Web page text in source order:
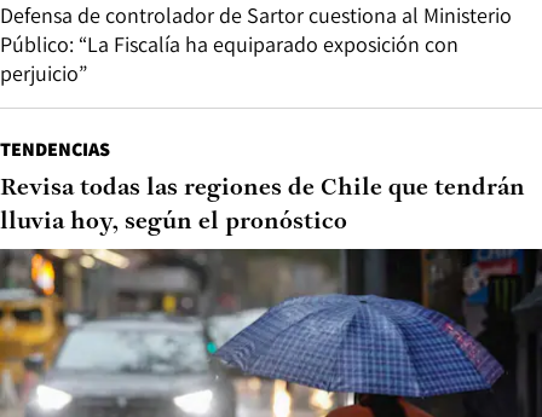
Defensa de controlador de Sartor cuestiona al Ministerio
Público: “La Fiscalía ha equiparado exposición con
perjuicio”
TENDENCIAS
Revisa todas las regiones de Chile que tendrán
lluvia hoy, según el pronóstico